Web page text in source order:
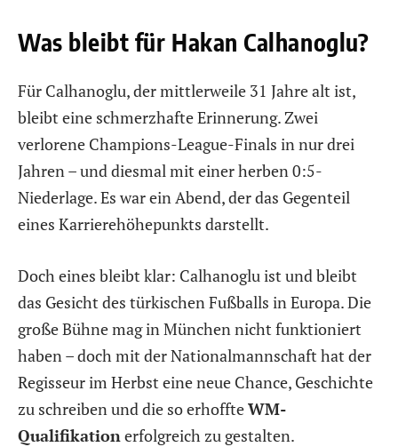
Was bleibt für Hakan Calhanoglu?
Für Calhanoglu, der mittlerweile 31 Jahre alt ist,
bleibt eine schmerzhafte Erinnerung. Zwei
verlorene Champions-League-Finals in nur drei
Jahren – und diesmal mit einer herben 0:5-
Niederlage. Es war ein Abend, der das Gegenteil
eines Karrierehöhepunkts darstellt.
Doch eines bleibt klar: Calhanoglu ist und bleibt
das Gesicht des türkischen Fußballs in Europa. Die
große Bühne mag in München nicht funktioniert
haben – doch mit der Nationalmannschaft hat der
Regisseur im Herbst eine neue Chance, Geschichte
zu schreiben und die so erhoffteWM-
Qualifikation erfolgreich zu gestalten.